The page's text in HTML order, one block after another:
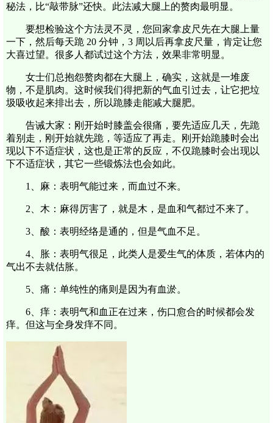
秘法，比“敲带脉”还快。此法减大腿上的赘肉最明显。
要想检验这个方法灵不灵，您回家拿皮尺先在大腿上量
一下，然后每天跪 20 分钟，3 周以后再拿皮尺量，肯定让您
大喜过望。很多人都试过这个方法，效果非常明显。
女士们总抱怨赘肉都在大腿上，确实，这就是一堆废
物，不是肌肉。这时候我们得把新的气血引过去，让它把垃
圾吸收起来排出去，所以跪膝走能减大腿肥。
告诫大家：刚开始时膝盖会很痛，要先适应几天，先跪
着别走，刚开始就先跪，等适应了再走。刚开始跪膝时会出
现以下不适症状，这也是正常的反应，不仅跪膝时会出现以
下不适症状，其它一些锻炼法也会如此。
1、麻：表明气能过来，而血过不来。
2、木：麻得厉害了，就是木，是血和气都过不来了。
3、酸：表明经络是通的，但是气血不足。
4、胀：表明气很足，此类人是爱生气的体质，若体内的
气出不去就估胀。
5、痛：单纯性的痛则是因为有血淤。
6、痒：表明气和血正在过来，伤口愈合的时候都会发
痒。但这与全身发痒不同。